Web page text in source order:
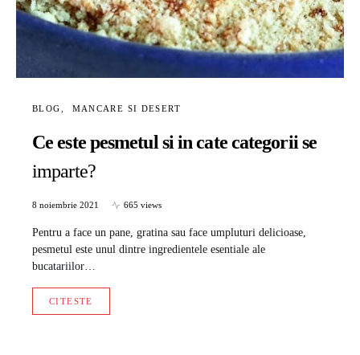
BLOG MANCARE SI DESERT
Ce este pesmetul si in cate categorii se
imparte?
8 noiembrie 2021 665 views
Pentru a face un pane, gratina sau face umpluturi delicioase,
pesmetul este unul dintre ingredientele esentiale ale
bucatariilor…
CITESTE